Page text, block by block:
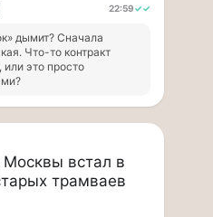
22:59✓✓
дымит? Сначала
Что-то контракт
это просто
Москвы встал в
трамваев